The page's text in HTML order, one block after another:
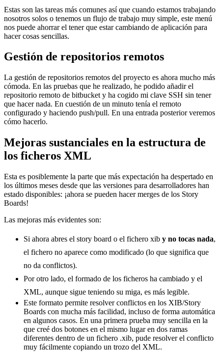
Estas son las tareas más comunes así que cuando estamos trabajando
nosotros solos o tenemos un flujo de trabajo muy simple, este menú
nos puede ahorrar el tener que estar cambiando de aplicación para
hacer cosas sencillas.
Gestión de repositorios remotos
La gestión de repositorios remotos del proyecto es ahora mucho más
cómoda. En las pruebas que he realizado, he podido añadir el
repositorio remoto de bitbucket y ha cogido mi clave SSH sin tener
que hacer nada. En cuestión de un minuto tenía el remoto
configurado y haciendo push/pull. En una entrada posterior veremos
cómo hacerlo.
Mejoras sustanciales en la estructura de
los ficheros XML
Esta es posiblemente la parte que más expectación ha despertado en
los últimos meses desde que las versiones para desarrolladores han
estado disponibles: ¡ahora se pueden hacer merges de los Story
Boards!
Las mejoras más evidentes son:
Si ahora abres el story board o el fichero xib y no tocas nada,
el fichero no aparece como modificado (lo que significa que
no da conflictos).
Por otro lado, el formado de los ficheros ha cambiado y el
XML, aunque sigue teniendo su miga, es más legible.
Este formato permite resolver conflictos en los XIB/Story
Boards con mucha más facilidad, incluso de forma automática
en algunos casos. En una primera prueba muy sencilla en la
que creé dos botones en el mismo lugar en dos ramas
diferentes dentro de un fichero .xib, pude resolver el conflicto
muy fácilmente copiando un trozo del XML.